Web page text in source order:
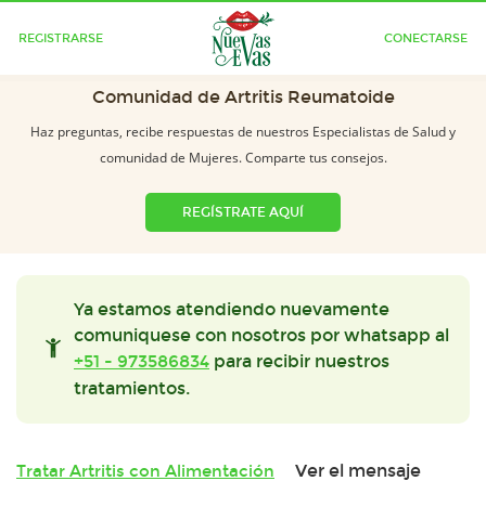
REGISTRARSE CONECTARSE
Comunidad de Artritis Reumatoide
Haz preguntas, recibe respuestas de nuestros Especialistas de Salud y
comunidad de Mujeres. Comparte tus consejos.
REGÍSTRATE AQUÍ
Ya estamos atendiendo nuevamente
comuniquese con nosotros por whatsapp al
+51 - 973586834 para recibir nuestros
tratamientos.
Tratar Artritis con Alimentación Ver el mensaje